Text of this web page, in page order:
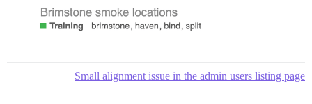
Small alignment issue in the admin users listing page